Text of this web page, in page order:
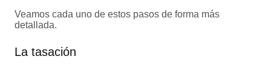
Veamos cada uno de estos pasos de forma más
detallada.
La tasación